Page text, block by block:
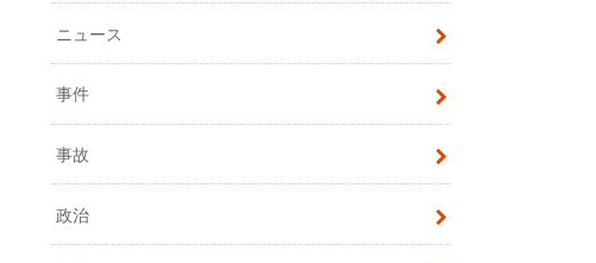
ニュース
事件
事故
政治